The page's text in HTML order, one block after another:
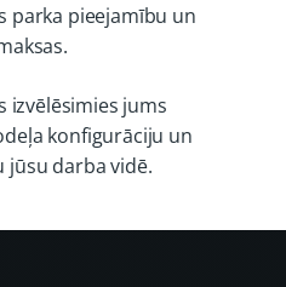
parka pieejamību un
izvēlēsimies jums
konfigurāciju un
jūsu darba vidē.